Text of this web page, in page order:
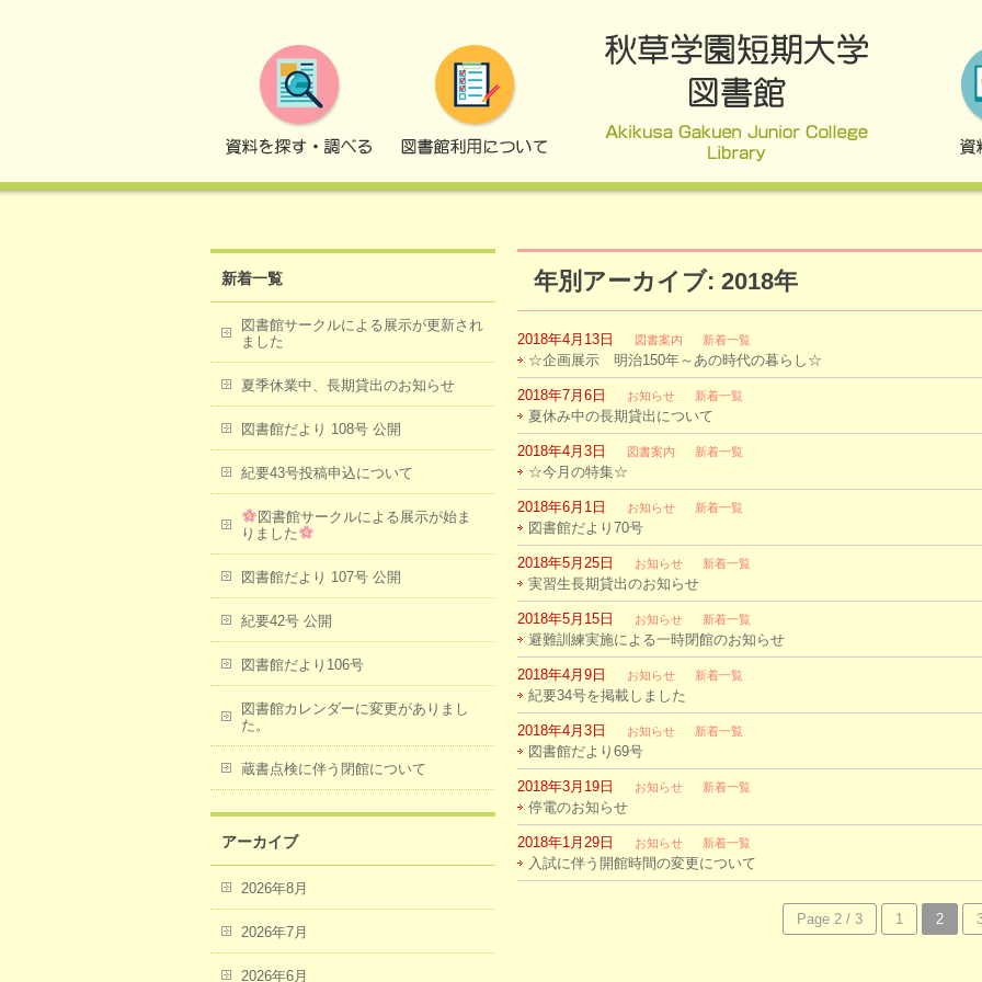
年別アーカイブ: 2018年
2018年4月13日 図書案内 新着一覧
☆企画展示 明治150年～あの時代の暮らし☆
2018年7月6日 お知らせ 新着一覧
夏休み中の長期貸出について
2018年4月3日 図書案内 新着一覧
☆今月の特集☆
2018年6月1日 お知らせ 新着一覧
図書館だより70号
2018年5月25日 お知らせ 新着一覧
実習生長期貸出のお知らせ
2018年5月15日 お知らせ 新着一覧
避難訓練実施による一時閉館のお知らせ
2018年4月9日 お知らせ 新着一覧
紀要34号を掲載しました
2018年4月3日 お知らせ 新着一覧
図書館だより69号
2018年3月19日 お知らせ 新着一覧
停電のお知らせ
2018年1月29日 お知らせ 新着一覧
入試に伴う開館時間の変更について
Page 2 / 3 1 2
新着一覧
図書館サークルによる展示が更新され
ました
夏季休業中、長期貸出のお知らせ
図書館だより 108号 公開
紀要43号投稿申込について
図書館サークルによる展示が始ま
りました
図書館だより 107号 公開
紀要42号 公開
図書館だより106号
図書館カレンダーに変更がありまし
た。
蔵書点検に伴う閉館について
アーカイブ
2026年8月
2026年7月
2026年6月